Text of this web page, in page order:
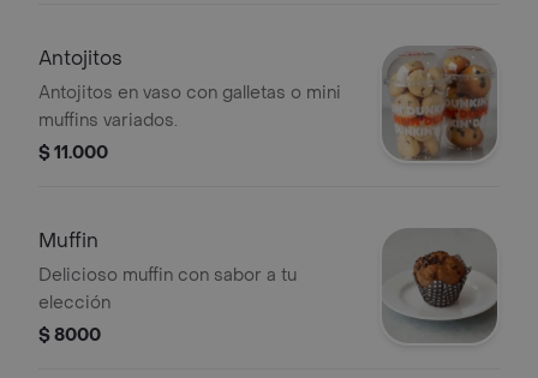
Antojitos
Antojitos en vaso con galletas o mini
muffins variados.
$ 11.000
Muffin
Delicioso muffin con sabor a tu
elección
$ 8000